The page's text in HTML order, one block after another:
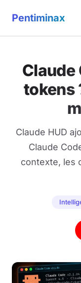
Pentiminax
Claude
tokens
Claude HUD
Claude
contexte, les